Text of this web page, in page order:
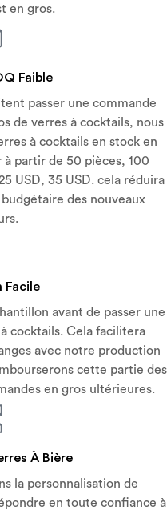
en gros.
Faible
passer une commande
de verres à cocktails, nous
à cocktails en stock en
partir de 50 pièces, 100
USD, 35 USD. cela réduira
des nouveaux
Facile
avant de passer une
cocktails. Cela facilitera
avec notre production
cette partie des
en gros ultérieures.
À Bière
la personnalisation de
en toute confiance à